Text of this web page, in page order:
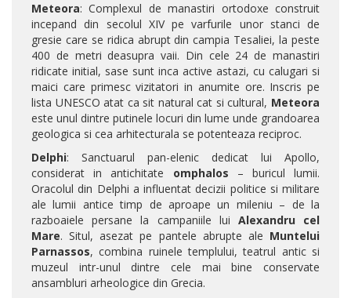
Meteora: Complexul de manastiri ortodoxe construit
incepand din secolul XIV pe varfurile unor stanci de
gresie care se ridica abrupt din campia Tesaliei, la peste
400 de metri deasupra vaii. Din cele 24 de manastiri
ridicate initial, sase sunt inca active astazi, cu calugari si
maici care primesc vizitatori in anumite ore. Inscris pe
lista UNESCO atat ca sit natural cat si cultural, Meteora
este unul dintre putinele locuri din lume unde grandoarea
geologica si cea arhitecturala se potenteaza reciproc.
Delphi: Sanctuarul pan-elenic dedicat lui Apollo,
considerat in antichitate omphalos – buricul lumii.
Oracolul din Delphi a influentat decizii politice si militare
ale lumii antice timp de aproape un mileniu – de la
razboaiele persane la campaniile lui Alexandru cel
Mare. Situl, asezat pe pantele abrupte ale Muntelui
Parnassos, combina ruinele templului, teatrul antic si
muzeul intr-unul dintre cele mai bine conservate
ansambluri arheologice din Grecia.